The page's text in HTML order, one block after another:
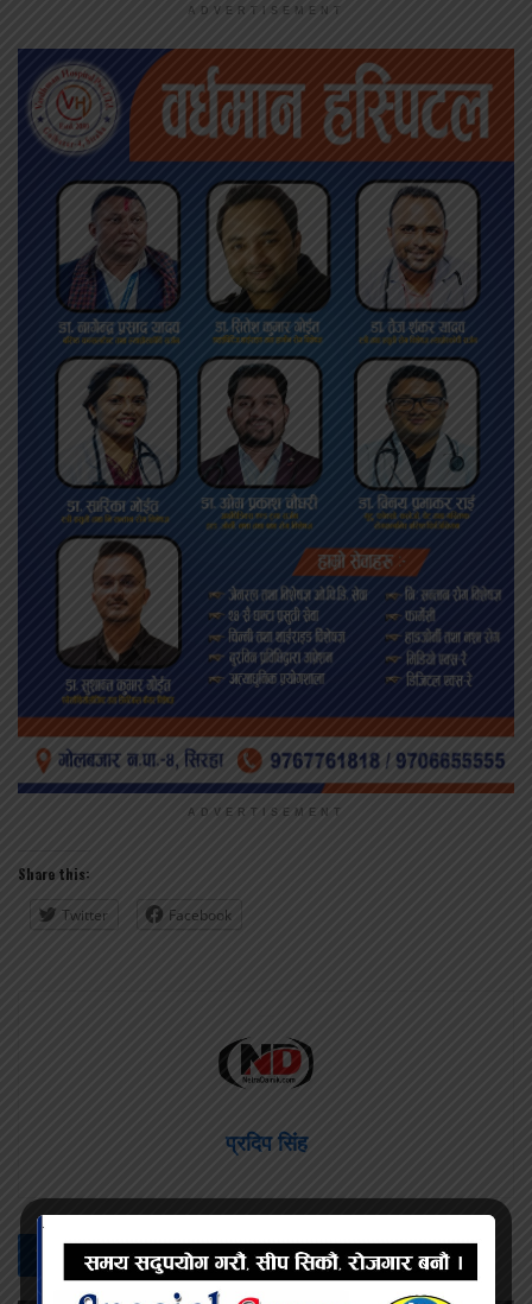
ADVERTISEMENT
ADVERTISEMENT
Share this:
Twitter Facebook
प्रदिप सिंह
सम्बन्धित -समाचार